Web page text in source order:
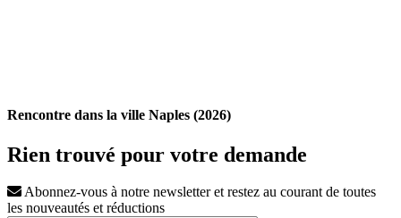
Rencontre dans la ville Naples (2026)
Rien trouvé pour votre demande
Abonnez-vous à notre newsletter et restez au courant de toutes
les nouveautés et réductions